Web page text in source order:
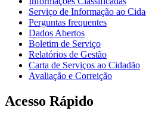
Serviço de Informação ao
Perguntas frequentes
Dados Abertos
Boletim de Serviço
Relatórios de Gestão
Carta de Serviços ao Cidadão
Avaliação e Correição
Acesso Rápido